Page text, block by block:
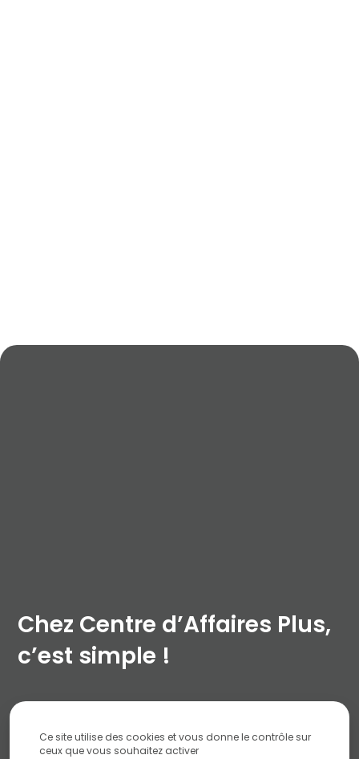
Chez Centre d’Affaires Plus,
c’est simple !
Ce site utilise des cookies et vous donne le contrôle sur
ceux que vous souhaitez activer